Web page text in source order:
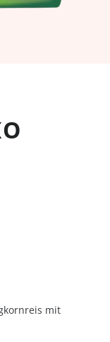
von 5 Sternen
mit